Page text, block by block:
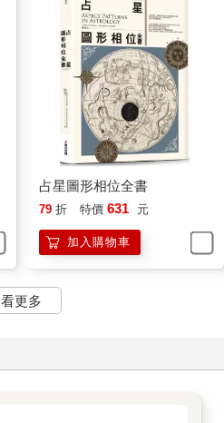
占星圖形相位全書
79 折 特價 631 元
加入購物車
看更多